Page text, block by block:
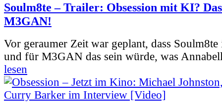
Soulm8te – Trailer: Obsession mit KI?
M3GAN!
Vor geraumer Zeit war geplant, dass
und für M3GAN das sein würde, was
lesen